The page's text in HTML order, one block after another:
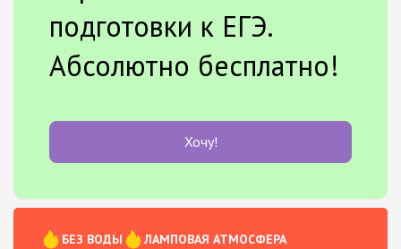
подготовки к ЕГЭ.
Абсолютно бесплатно!
Хочу!
БЕЗ ВОДЫ
ЛАМПОВАЯ АТМОСФЕРА